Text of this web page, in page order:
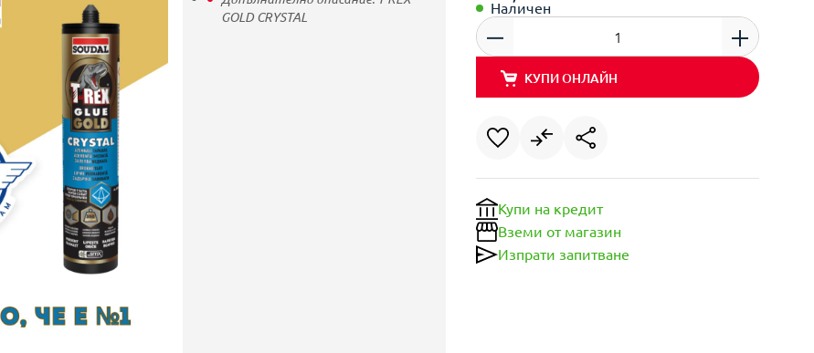
Наличен
КУПИ ОНЛАЙН
Купи на кредит
Вземи от магазин
Изпрати запитване
GOLD CRYSTAL